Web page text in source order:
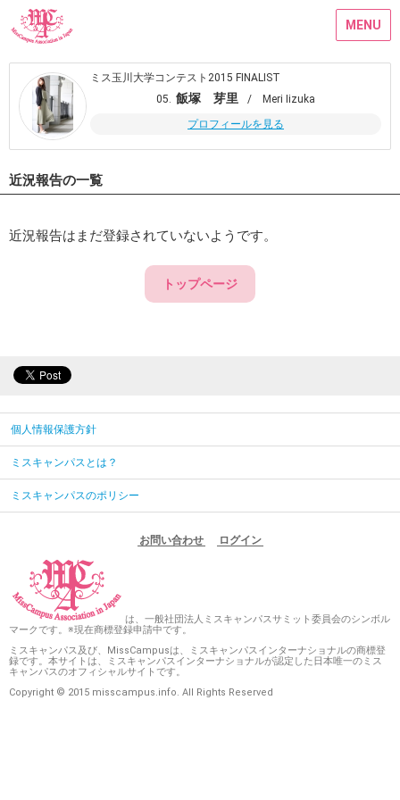
MENU
ミス玉川大学コンテスト2015 FINALIST
05. 飯塚 芽里
/ Meri Iizuka
プロフィールを見る
近況報告の一覧
近況報告はまだ登録されていないようです。
トップページ
個人情報保護方針
ミスキャンパスとは？
ミスキャンパスのポリシー
お問い合わせ ログイン
は、一般社団法人ミスキャンパスサミット委員会のシンボル
マークです。※現在商標登録申請中です。
ミスキャンパス及び、MissCampusは、ミスキャンパスインターナショナルの商標登
録です。本サイトは、ミスキャンパスインターナショナルが認定した日本唯一のミス
キャンパスのオフィシャルサイトです。
Copyright © 2015 misscampus.info. All Rights Reserved